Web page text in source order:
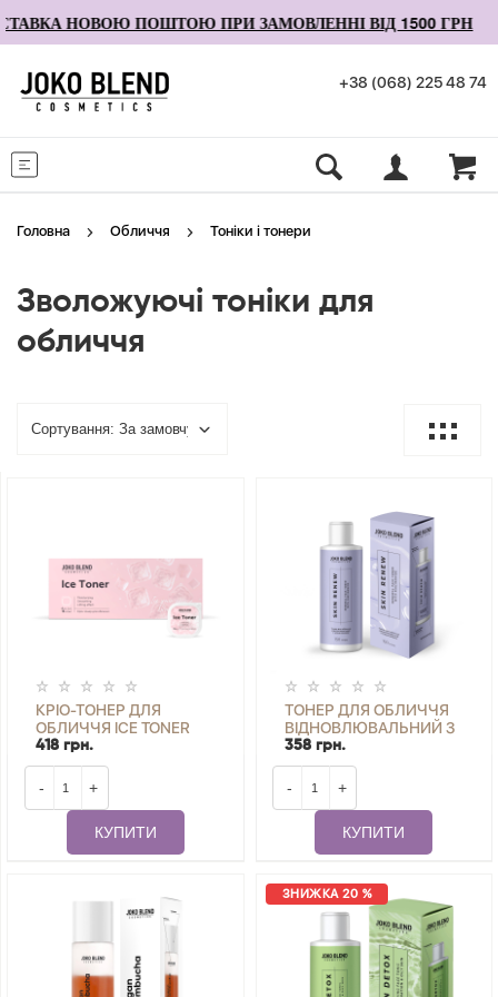
НОВОЮ ПОШТОЮ ПРИ ЗАМОВЛЕННІ ВІД 1500 ГРН
+38 (068) 225 48 74
Головна Обличчя Тоніки і тонери
Зволожуючі тоніки для
обличчя
КРІО-ТОНЕР ДЛЯ
ОБЛИЧЧЯ ICE TONER
JOKO BLEND 6 ШТ. Х 10
МЛ
418 грн.
- +
КУПИТИ
ТОНЕР ДЛЯ ОБЛИЧЧЯ
ВІДНОВЛЮВАЛЬНИЙ З
НІАЦИНАМІДОМ SKIN
RENEW JOKO BLEND 150
358 грн.
- +
КУПИТИ
ЗНИЖКА 20 %